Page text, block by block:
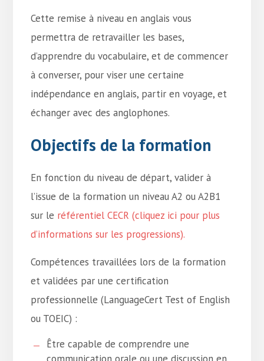
Cette remise à niveau en anglais vous
permettra de retravailler les bases,
d’apprendre du vocabulaire, et de commencer
à converser, pour viser une certaine
indépendance en anglais, partir en voyage, et
échanger avec des anglophones.
Objectifs de la formation
En fonction du niveau de départ, valider à
l’issue de la formation un niveau A2 ou A2B1
sur le référentiel CECR (cliquez ici pour plus
d’informations sur les progressions).
Compétences travaillées lors de la formation
et validées par une certification
professionnelle (LanguageCert Test of English
ou TOEIC) :
Être capable de comprendre une